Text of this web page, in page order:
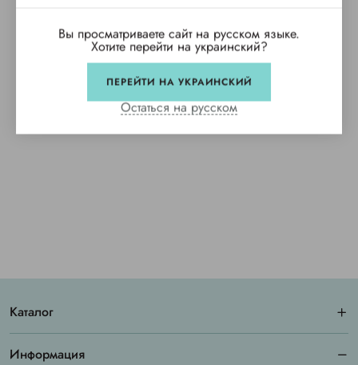
Вы просматриваете сайт на русском языке.
Хотите перейти на украинский?
ПЕРЕЙТИ НА УКРАИНСКИЙ
Остаться на русском
Каталог
Информация